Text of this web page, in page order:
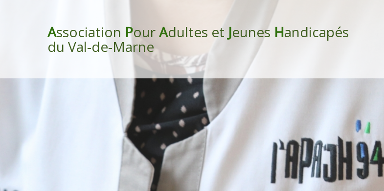
Association PourAdultes et Jeunes Handicapés
du Val-de-Marne